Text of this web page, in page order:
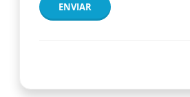
ENVIAR